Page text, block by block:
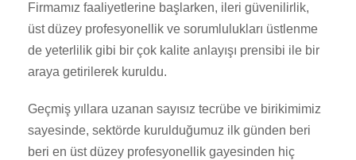
Firmamız faaliyetlerine başlarken, ileri güvenilirlik,
üst düzey profesyonellik ve sorumlulukları üstlenme
de yeterlilik gibi bir çok kalite anlayışı prensibi ile bir
araya getirilerek kuruldu.
Geçmiş yıllara uzanan sayısız tecrübe ve birikimimiz
sayesinde, sektörde kurulduğumuz ilk günden beri
beri en üst düzey profesyonellik gayesinden hiç